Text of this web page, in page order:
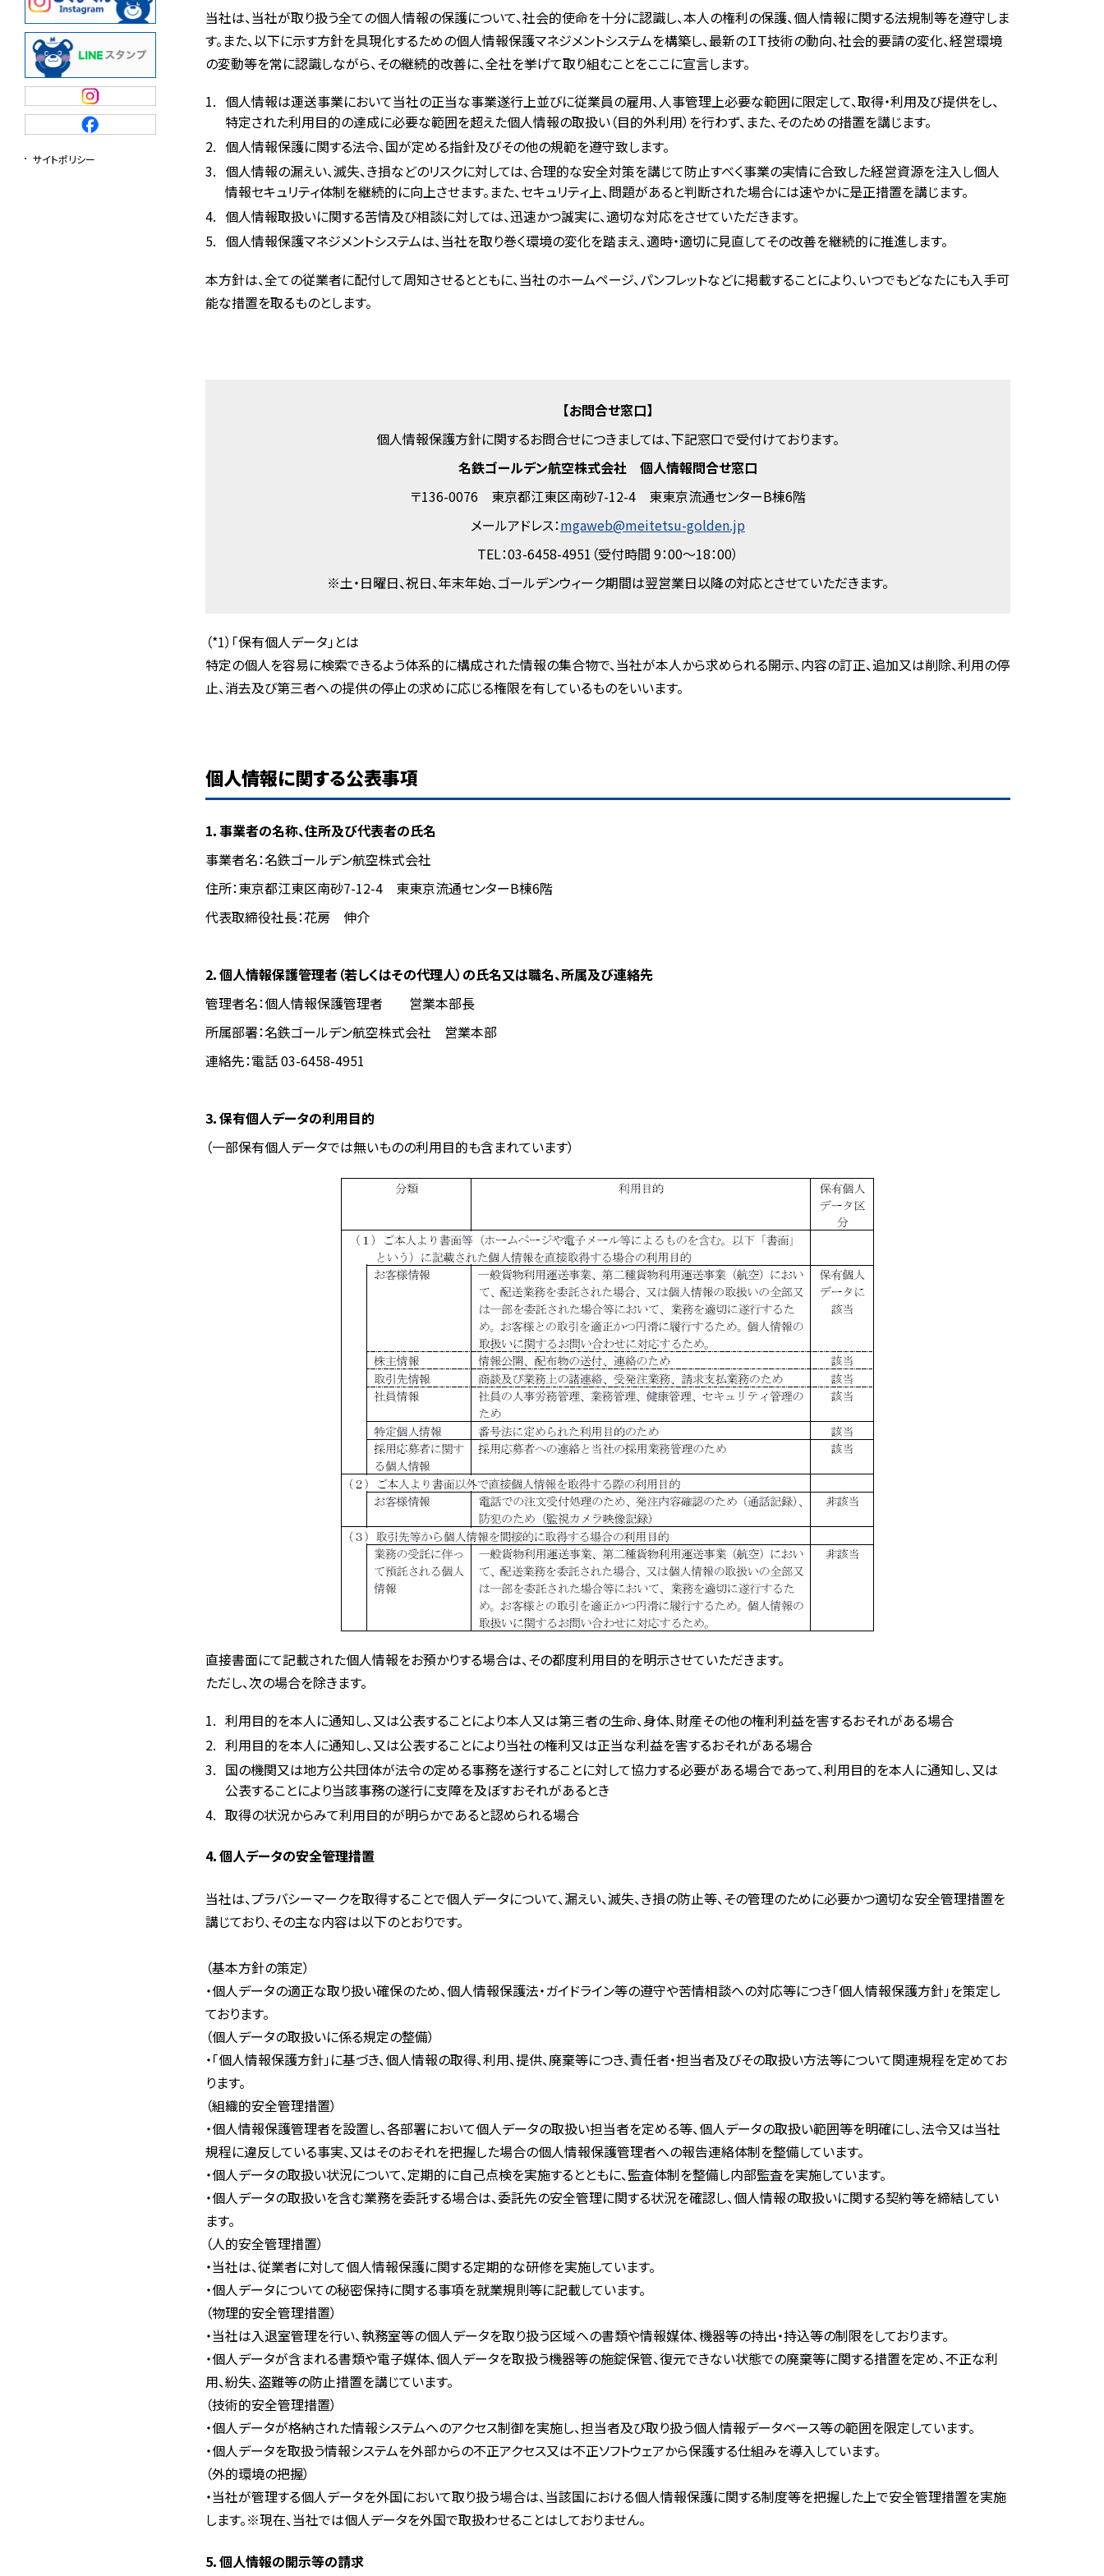
内部通報用紙
サイトポリシー
当社は、当社が取り扱う全ての個人情報の保護について、社会的使命を十分に認識し、本人の権利の保護、個人情報に関する法規制等を遵守しま
す。また、以下に示す方針を具現化するための個人情報保護マネジメントシステムを構築し、最新のＩＴ技術の動向、社会的要請の変化、経営環境
の変動等を常に認識しながら、その継続的改善に、全社を挙げて取り組むことをここに宣言します。
個人情報は運送事業において当社の正当な事業遂行上並びに従業員の雇用、人事管理上必要な範囲に限定して、取得・利用及び提供をし、
特定された利用目的の達成に必要な範囲を超えた個人情報の取扱い（目的外利用）を行わず、また、そのための措置を講じます。
個人情報保護に関する法令、国が定める指針及びその他の規範を遵守致します。
個人情報の漏えい、滅失、き損などのリスクに対しては、合理的な安全対策を講じて防止すべく事業の実情に合致した経営資源を注入し個人
情報セキュリティ体制を継続的に向上させます。また、セキュリティ上、問題があると判断された場合には速やかに是正措置を講じます。
個人情報取扱いに関する苦情及び相談に対しては、迅速かつ誠実に、適切な対応をさせていただきます。
個人情報保護マネジメントシステムは、当社を取り巻く環境の変化を踏まえ、適時・適切に見直してその改善を継続的に推進します。
本方針は、全ての従業者に配付して周知させるとともに、当社のホームページ、パンフレットなどに掲載することにより、いつでもどなたにも入手可
能な措置を取るものとします。
【お問合せ窓口】
個人情報保護方針に関するお問合せにつきましては、下記窓口で受付けております。
名鉄ゴールデン航空株式会社 個人情報問合せ窓口
〒136-0076 東京都江東区南砂7-12-4 東東京流通センターB棟6階
メールアドレス：mgaweb@meitetsu-golden.jp
TEL：03-6458-4951（受付時間 9：00〜18：00）
※土・日曜日、祝日、年末年始、ゴールデンウィーク期間は翌営業日以降の対応とさせていただきます。
（*1）「保有個人データ」とは
特定の個人を容易に検索できるよう体系的に構成された情報の集合物で、当社が本人から求められる開示、内容の訂正、追加又は削除、利用の停
止、消去及び第三者への提供の停止の求めに応じる権限を有しているものをいいます。
個人情報に関する公表事項
1．事業者の名称、住所及び代表者の氏名
事業者名：名鉄ゴールデン航空株式会社
住所：東京都江東区南砂7-12-4 東東京流通センターB棟6階
代表取締役社長：花房 伸介
2．個人情報保護管理者（若しくはその代理人）の氏名又は職名、所属及び連絡先
管理者名：個人情報保護管理者 営業本部長
所属部署：名鉄ゴールデン航空株式会社 営業本部
連絡先：電話 03-6458-4951
3．保有個人データの利用目的
（一部保有個人データでは無いものの利用目的も含まれています）
直接書面にて記載された個人情報をお預かりする場合は、その都度利用目的を明示させていただきます。
ただし、次の場合を除きます。
利用目的を本人に通知し、又は公表することにより本人又は第三者の生命、身体、財産その他の権利利益を害するおそれがある場合
利用目的を本人に通知し、又は公表することにより当社の権利又は正当な利益を害するおそれがある場合
国の機関又は地方公共団体が法令の定める事務を遂行することに対して協力する必要がある場合であって、利用目的を本人に通知し、又は
公表することにより当該事務の遂行に支障を及ぼすおそれがあるとき
取得の状況からみて利用目的が明らかであると認められる場合
4．個人データの安全管理措置
当社は、プラバシーマークを取得することで個人データについて、漏えい、滅失、き損の防止等、その管理のために必要かつ適切な安全管理措置を
講じており、その主な内容は以下のとおりです。
（基本方針の策定）
・個人データの適正な取り扱い確保のため、個人情報保護法・ガイドライン等の遵守や苦情相談への対応等につき「個人情報保護方針」を策定し
ております。
（個人データの取扱いに係る規定の整備）
・「個人情報保護方針」に基づき、個人情報の取得、利用、提供、廃棄等につき、責任者・担当者及びその取扱い方法等について関連規程を定めてお
ります。
（組織的安全管理措置）
・個人情報保護管理者を設置し、各部署において個人データの取扱い担当者を定める等、個人データの取扱い範囲等を明確にし、法令又は当社
規程に違反している事実、又はそのおそれを把握した場合の個人情報保護管理者への報告連絡体制を整備しています。
・個人データの取扱い状況について、定期的に自己点検を実施するとともに、監査体制を整備し内部監査を実施しています。
・個人データの取扱いを含む業務を委託する場合は、委託先の安全管理に関する状況を確認し、個人情報の取扱いに関する契約等を締結してい
ます。
（人的安全管理措置）
・当社は、従業者に対して個人情報保護に関する定期的な研修を実施しています。
・個人データについての秘密保持に関する事項を就業規則等に記載しています。
（物理的安全管理措置）
・当社は入退室管理を行い、執務室等の個人データを取り扱う区域への書類や情報媒体、機器等の持出・持込等の制限をしております。
・個人データが含まれる書類や電子媒体、個人データを取扱う機器等の施錠保管、復元できない状態での廃棄等に関する措置を定め、不正な利
用、紛失、盗難等の防止措置を講じています。
（技術的安全管理措置）
・個人データが格納された情報システムへのアクセス制御を実施し、担当者及び取り扱う個人情報データベース等の範囲を限定しています。
・個人データを取扱う情報システムを外部からの不正アクセス又は不正ソフトウェアから保護する仕組みを導入しています。
（外的環境の把握）
・当社が管理する個人データを外国において取り扱う場合は、当該国における個人情報保護に関する制度等を把握した上で安全管理措置を実施
します。※現在、当社では個人データを外国で取扱わせることはしておりません。
5．個人情報の開示等の請求